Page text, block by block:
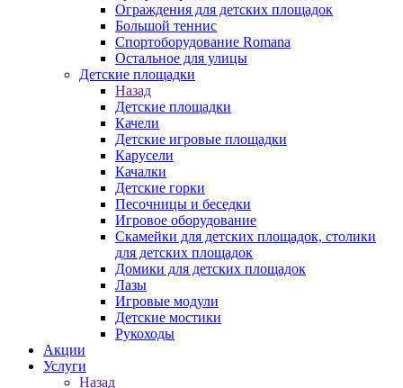
Ограждения для детских площадок
Большой теннис
Спортоборудование Romana
Остальное для улицы
Детские площадки
Назад
Детские площадки
Качели
Детские игровые площадки
Карусели
Качалки
Детские горки
Песочницы и беседки
Игровое оборудование
Скамейки для детских площадок, столики
для детских площадок
Домики для детских площадок
Лазы
Игровые модули
Детские мостики
Рукоходы
Акции
Услуги
Назад